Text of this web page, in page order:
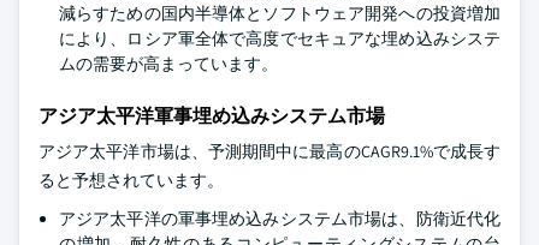
減らすための国内半導体とソフトウェア開発への投資増加
により、ロシア軍全体で高度でセキュアな埋め込みシステ
ムの需要が高まっています。
アジア太平洋軍事埋め込みシステム市場
アジア太平洋市場は、予測期間中に最高のCAGR9.1%で成長す
ると予想されています。
アジア太平洋の軍事埋め込みシステム市場は、防衛近代化